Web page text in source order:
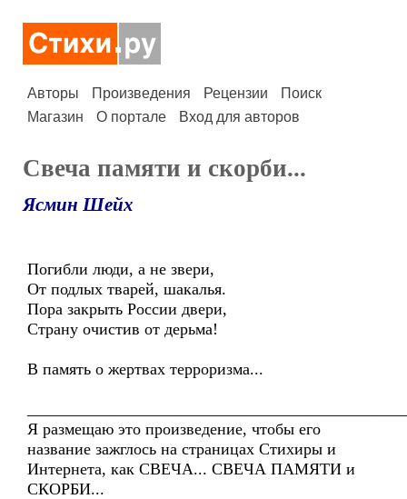
Авторы Произведения Рецензии
Поиск
Магазин
О портале Вход для авторов
Свеча памяти и скорби...
Ясмин Шейх
Погибли люди, а не звери,
От подлых тварей, шакалья.
Пора закрыть России двери,
Страну очистив от дерьма!
В память о жертвах терроризма...
Я размещаю это произведение, чтобы его
название зажглось на страницах Стихиры и
Интернета, как СВЕЧА... СВЕЧА ПАМЯТИ и
СКОРБИ...